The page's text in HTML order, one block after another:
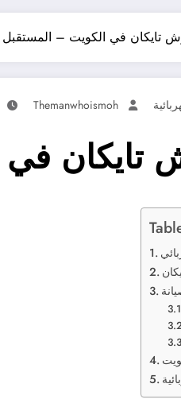
تايكان في الكويت – المستقبل
Themanwhoismoh
تايكان